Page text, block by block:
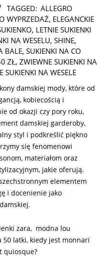
TAGGED: ALLEGRO
WYPRZEDAŻ, ELEGANCKIE
, LETNIE SUKIENKI
NA WESELU, SHINE,
BALE, SUKIENKI NA CO
ZŁ, ZWIEWNE SUKIENKI NA
SUKIENKI NA WESELE
damskiej mody, które od
kobiecością i
od okazji czy pory roku,
damskiej garderoby,
styl i podkreślić piękno
się fenomenowi
materiałom oraz
jakie oferują.
elementem
i docenienie jako
zara, modna lou
50 latki, kiedy jest monnari
quiosque?